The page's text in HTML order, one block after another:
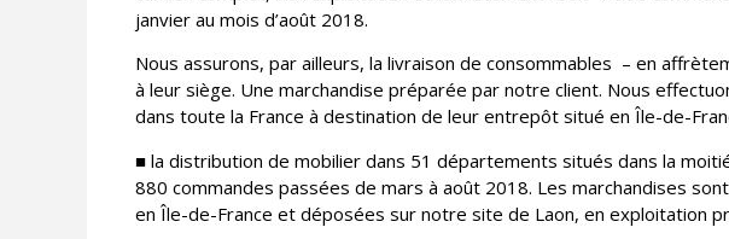
janvier au mois d’août 2018.
Nous assurons, par ailleurs, la livraison de consommables – en
à leur siège. Une marchandise préparée par notre client. Nous
dans toute la France à destination de leur entrepôt situé en Île-de-
■ la distribution de mobilier dans 51 départements situés dans la
880 commandes passées de mars à août 2018. Les marchandises
en Île-de-France et déposées sur notre site de Laon, en exploitation